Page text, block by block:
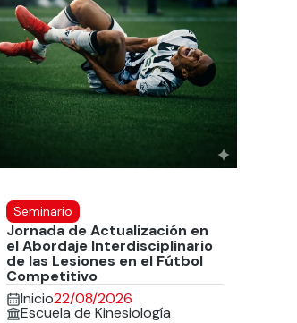
Seminario
Jornada de Actualización en
el Abordaje Interdisciplinario
de las Lesiones en el Fútbol
Competitivo
Inicio22/08/2026
Escuela de Kinesiología